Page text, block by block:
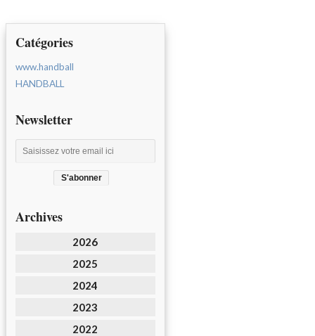
Catégories
www.handball
HANDBALL
Newsletter
Archives
2026
2025
2024
2023
2022